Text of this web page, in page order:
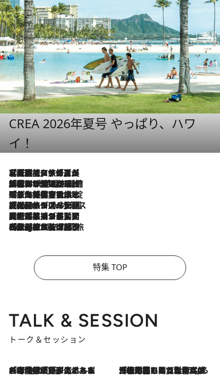
CREA 2026年夏号 やっぱり、ハワ
イ！
2026.8.7
【厳選旅コスメ】「多機能アイテムがメイン！」旅好き美容エディターが選んだ夏旅ベストコスメを発表【Mサイズジップ】
2026.8.6
「荷物が増えるほど旅ストレスは増す」美容ジャーナリストがたどり着いた最終結論。“化粧品を劇的に減らす”感動の凝縮美容とは
2026.8.6
「旅先には金髪ウィッグを持参」日本と同じメイクでは損してる!? 美容ジャーナリストが提案する“掟破りの旅美容”とは
2026.8.6
【厳選旅コスメ】「身軽さ＆UV対策重視！」ヘアアーティストshucoが選んだ夏旅ベストコスメを発表【Mサイズジップ】
2026.8.5
【厳選旅コスメ】国内をあちこち移動する河井菜摘が選んだ夏旅ベストコスメ発表！「リラックスアイテムはマスト」【Mサイズジップ】
2026.8.4
【厳選旅コスメ】「紫外線＆乾燥対策しながらメイク感も！」ヘア＆メイクGeorgeが選んだ夏旅ベストコスメを発表！【Mサイズジップ】
特集 TOP
TALK & SESSION
トーク＆セッション
2026.8.3
「今後値上げがあるとすれば…」「リスクがあるのは今年の冬」エネルギー専門家が語る、ホルムズ海峡封鎖が家庭にもたらす“ある心配” 2026.8.3
「住宅建てられない…」「サーチャージ料の高値が続いている」ホルムズ海峡封鎖による影響はいつまで続く？《エネルギー専門家に聞く“どうなる日本の暮らし”》